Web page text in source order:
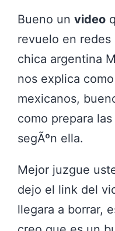
Bueno un video
revuelo en redes
chica argentina
nos explica
mexicanos,
como prepara
segÃºn ella.
Mejor juzgue
dejo el link del
llegara a borrar,